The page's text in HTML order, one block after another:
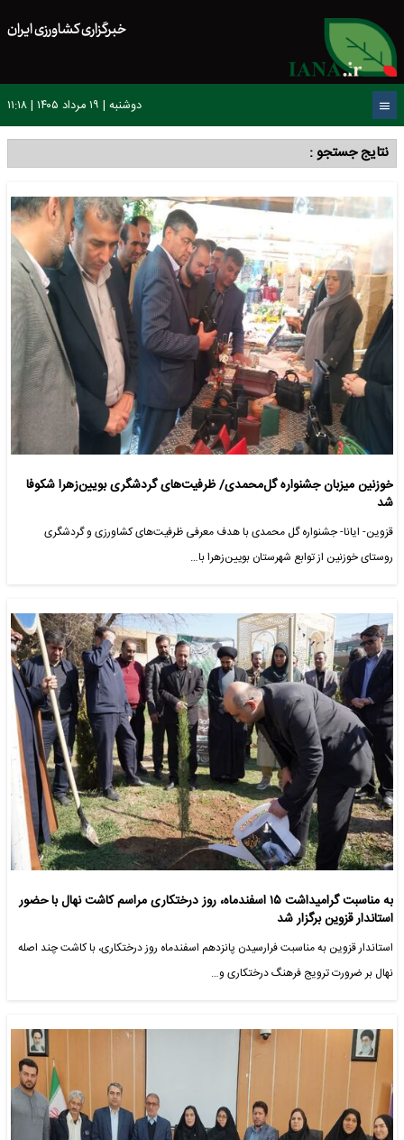
خبرگزاری کشاورزی ایران
دوشنبه | ۱۹ مرداد ۱۴۰۵ | ۱۱:۱۸
نتایج جستجو :
خوزنین میزبان جشنواره گل‌محمدی/ ظرفیت‌های گردشگری بویین‌زهرا شکوفا
شد
قزوین- ایانا- جشنواره گل محمدی با هدف معرفی ظرفیت‌های کشاورزی و گردشگری
روستای خوزنین از توابع شهرستان بویین‌زهرا با…
به مناسبت گرامیداشت ۱۵ اسفندماه، روز درختکاری مراسم کاشت نهال با حضور
استاندار قزوین برگزار شد
استاندار قزوین به مناسبت فرارسیدن پانزدهم اسفندماه روز درختکاری، با کاشت چند اصله
نهال بر ضرورت ترویج فرهنگ درختکاری و…